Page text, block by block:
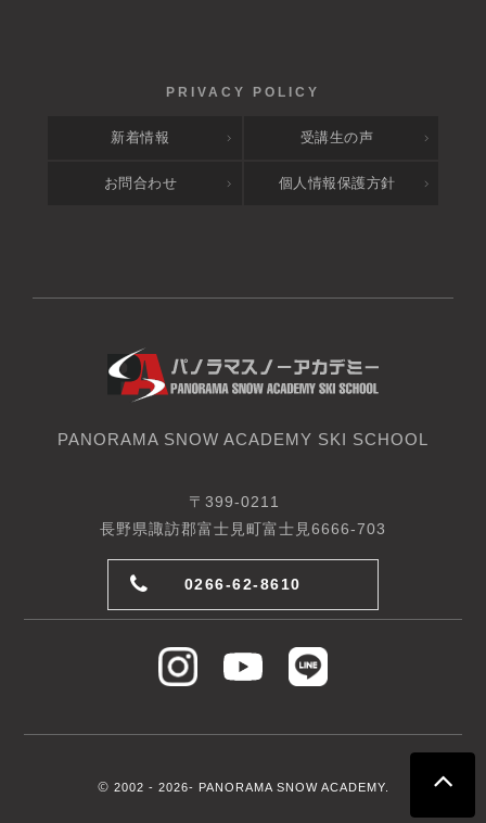
新着情報 受講生の声
お問合わせ 個人情報保護方針
PANORAMA SNOW ACADEMY SKI SCHOOL
〒399-0211
長野県諏訪郡富士見町富士見6666-703
0266-62-8610
© 2002 - 2026- PANORAMA SNOW ACADEMY.